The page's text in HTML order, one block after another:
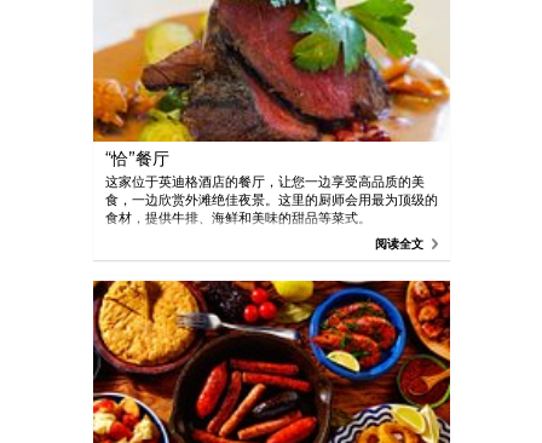
“恰”餐厅
这家位于英迪格酒店的餐厅，让您一边享受高品质的美
食，一边欣赏外滩绝佳夜景。这里的厨师会用最为顶级的
食材，提供牛排、海鲜和美味的甜品等菜式。
阅读全文